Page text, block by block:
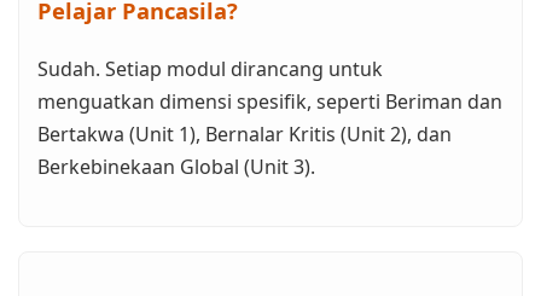
Pelajar Pancasila?
Sudah. Setiap modul dirancang untuk
menguatkan dimensi spesifik, seperti Beriman dan
Bertakwa (Unit 1), Bernalar Kritis (Unit 2), dan
Berkebinekaan Global (Unit 3).